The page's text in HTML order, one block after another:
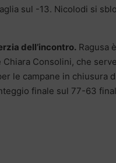
sul -13. Nicolodi si
dell’incontro. Ragusa
Consolini, che
le campane in chiusura
finale sul 77-63